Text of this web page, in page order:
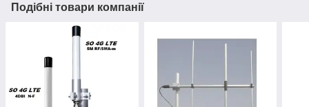
Подібні товари компанії